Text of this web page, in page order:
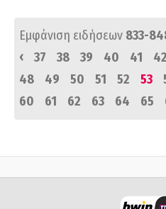
Εμφάνιση ειδήσεων 833-
‹
37 38 39 40 41 42
48
49 50 51 52 53
60
61 62 63 64 65